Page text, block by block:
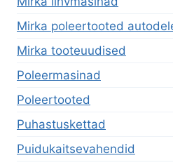
Mirka poleertooted
Mirka tooteuudised
Poleermasinad
Poleertooted
Puhastuskettad
Puidukaitsevahendid